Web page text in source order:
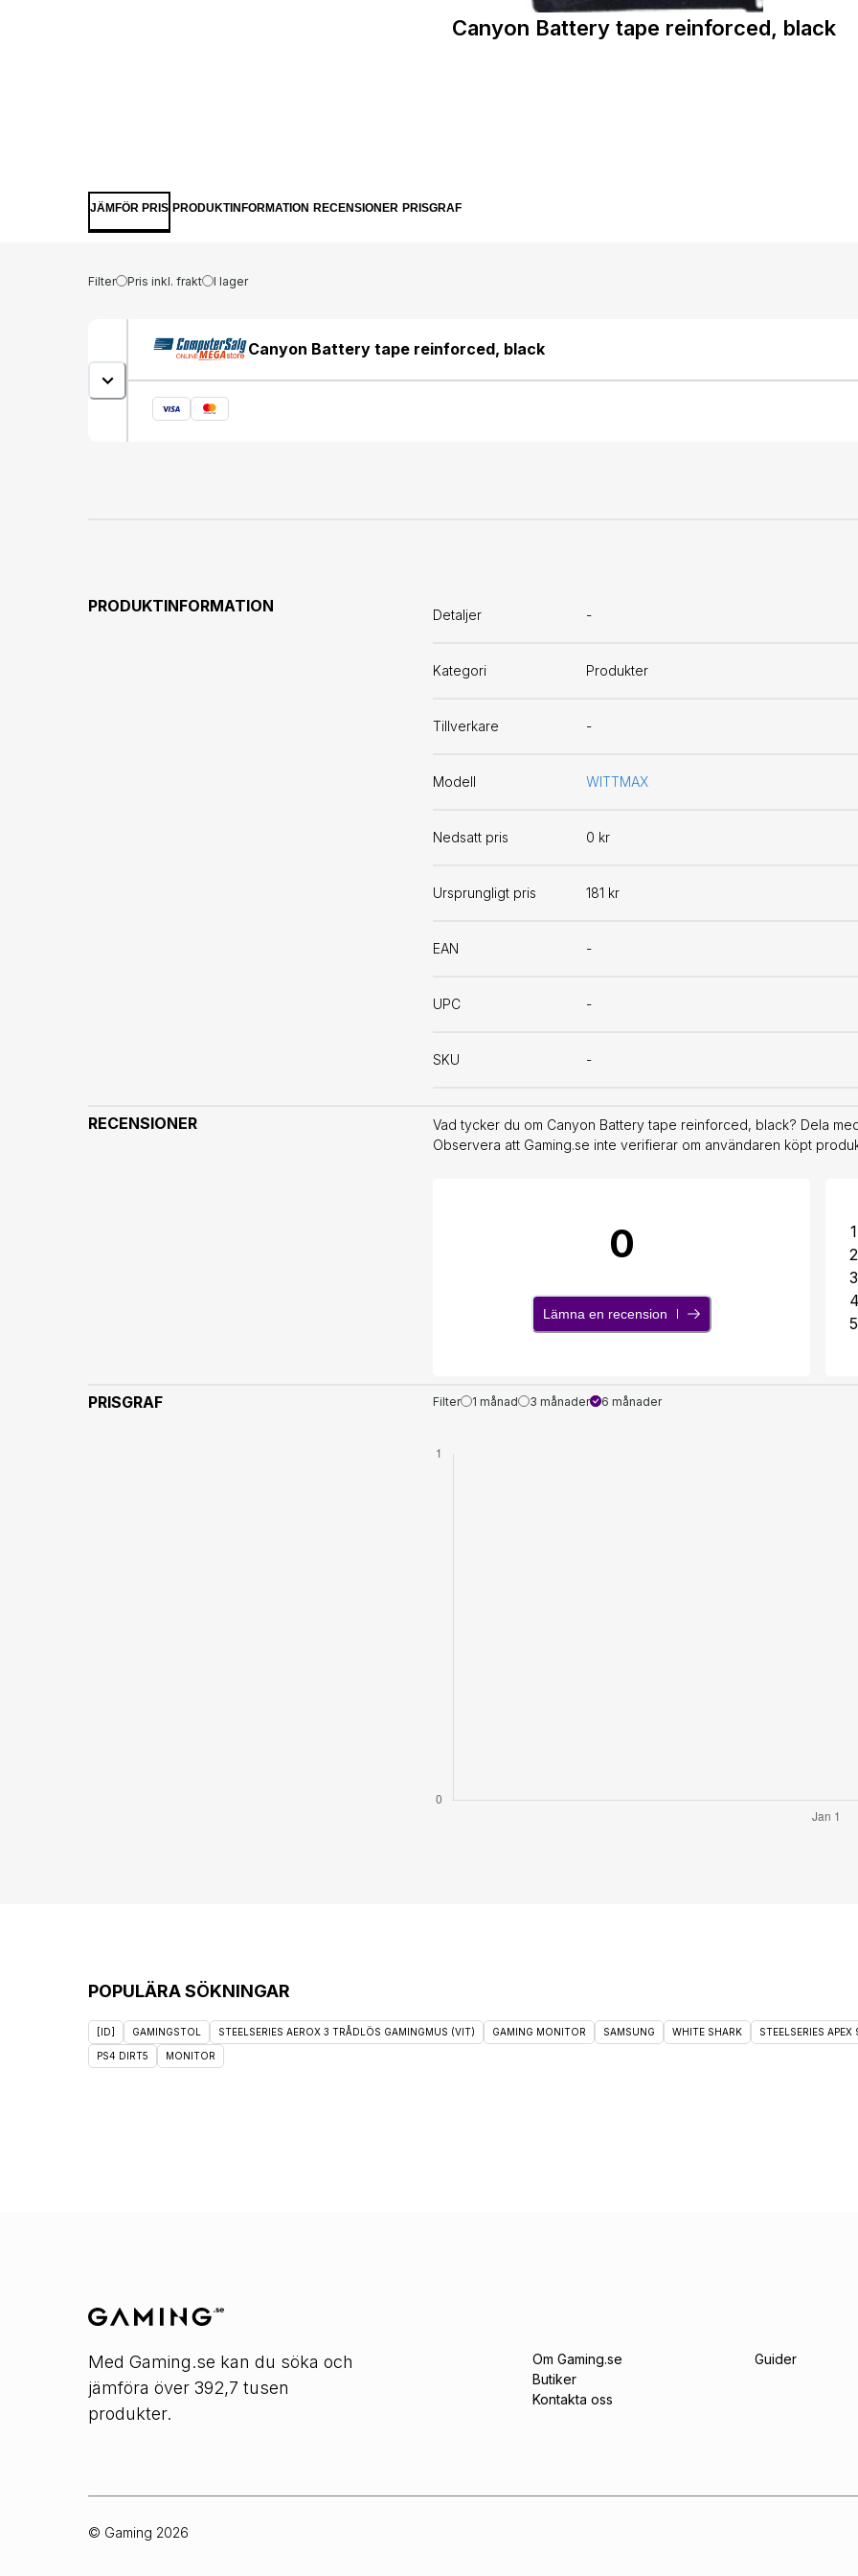
Canyon Battery tape reinforced, black
JÄMFÖR PRIS PRODUKTINFORMATION RECENSIONER PRISGRAF
Filter Pris inkl. frakt I lager
Canyon Battery tape reinforced, black
PRODUKTINFORMATION
Detaljer -
Kategori Produkter
Tillverkare -
Modell WITTMAX
Nedsatt pris 0 kr
Ursprungligt pris 181 kr
EAN -
UPC -
SKU -
RECENSIONER
Vad tycker du om Canyon Battery tape reinforced, black? Dela
Observera att Gaming.se inte verifierar om användaren köpt
0
Lämna en recension
1
2
3
4
5
PRISGRAF Filter 1 månad 3 månader 6 månader
POPULÄRA SÖKNINGAR
[ID] GAMINGSTOL STEELSERIES AEROX 3 TRÅDLÖS GAMINGMUS (VIT) GAMING MONITOR SAMSUNG WHITE SHARK STEELSERIES
PS4 DIRT5 MONITOR
Med Gaming.se kan du söka och
jämföra över 392,7 tusen
produkter.
Om Gaming.se
Butiker
Kontakta oss
Guider
© Gaming 2026